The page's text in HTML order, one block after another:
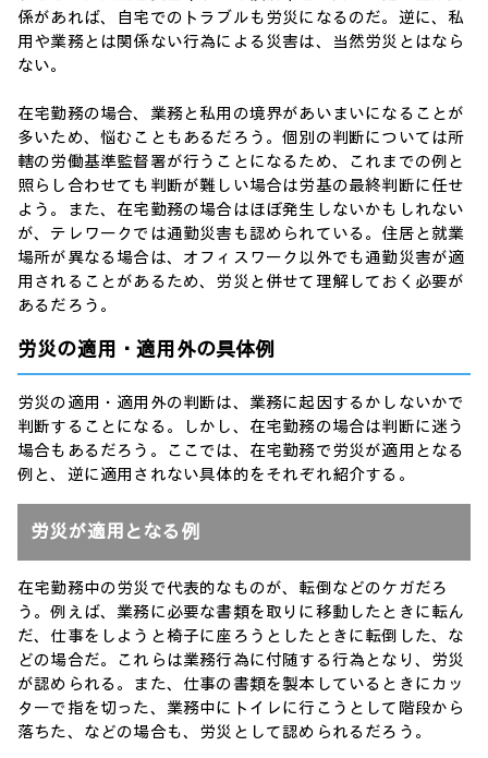
係があれば、自宅でのトラブルも労災になるのだ。逆に、私
用や業務とは関係ない行為による災害は、当然労災とはなら
ない。
在宅勤務の場合、業務と私用の境界があいまいになることが
多いため、悩むこともあるだろう。個別の判断については所
轄の労働基準監督署が行うことになるため、これまでの例と
照らし合わせても判断が難しい場合は労基の最終判断に任せ
よう。また、在宅勤務の場合はほぼ発生しないかもしれない
が、テレワークでは通勤災害も認められている。住居と就業
場所が異なる場合は、オフィスワーク以外でも通勤災害が適
用されることがあるため、労災と併せて理解しておく必要が
あるだろう。
労災の適用・適用外の具体例
労災の適用・適用外の判断は、業務に起因するかしないかで
判断することになる。しかし、在宅勤務の場合は判断に迷う
場合もあるだろう。ここでは、在宅勤務で労災が適用となる
例と、逆に適用されない具体的をそれぞれ紹介する。
労災が適用となる例
在宅勤務中の労災で代表的なものが、転倒などのケガだろ
う。例えば、業務に必要な書類を取りに移動したときに転ん
だ、仕事をしようと椅子に座ろうとしたときに転倒した、な
どの場合だ。これらは業務行為に付随する行為となり、労災
が認められる。また、仕事の書類を製本しているときにカッ
ターで指を切った、業務中にトイレに行こうとして階段から
落ちた、などの場合も、労災として認められるだろう。